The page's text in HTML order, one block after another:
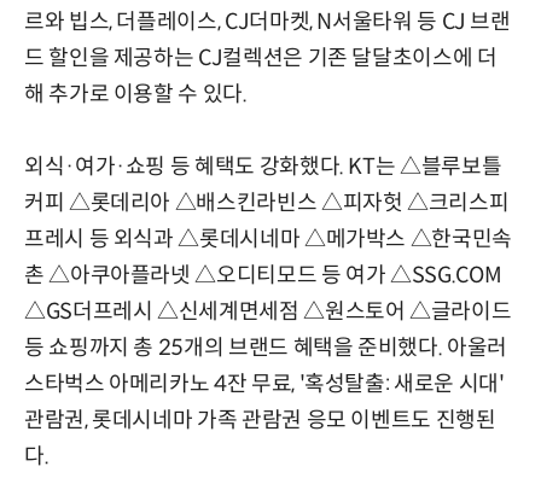
르와 빕스, 더플레이스, CJ더마켓, N서울타워 등 CJ 브랜
드 할인을 제공하는 CJ컬렉션은 기존 달달초이스에 더
해 추가로 이용할 수 있다.
외식·여가·쇼핑 등 혜택도 강화했다. KT는 △블루보틀
커피 △롯데리아 △배스킨라빈스 △피자헛 △크리스피
프레시 등 외식과 △롯데시네마 △메가박스 △한국민속
촌 △아쿠아플라넷 △오디티모드 등 여가 △SSG.COM
△GS더프레시 △신세계면세점 △원스토어 △글라이드
등 쇼핑까지 총 25개의 브랜드 혜택을 준비했다. 아울러
스타벅스 아메리카노 4잔 무료, '혹성탈출: 새로운 시대'
관람권, 롯데시네마 가족 관람권 응모 이벤트도 진행된
다.